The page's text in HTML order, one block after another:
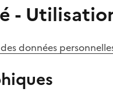
-
données